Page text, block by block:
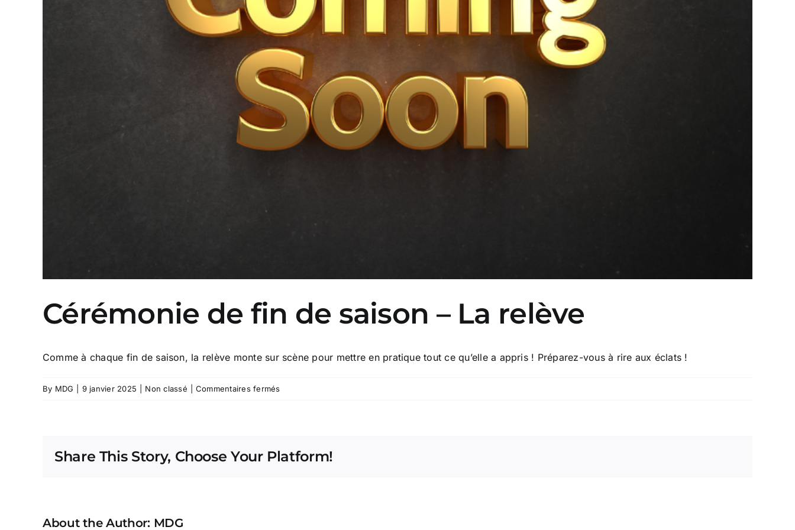
Cérémonie de fin de saison – La relève
Comme à chaque fin de saison, la relève monte sur scène pour mettre en pratique tout ce qu’elle a appris ! Préparez-vous à rire aux éclats !
By MDG 9 janvier 2025 Non classé Commentaires ferméssur
de
Share This Story, Choose Your Platform!
About the Author: MDG